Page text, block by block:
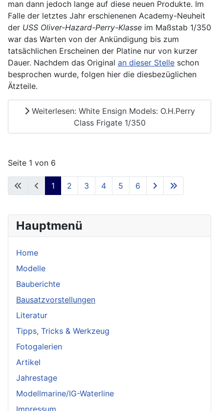
Hauptmenü
Home
Modelle
Bauberichte
Bausatzvorstellungen
Literatur
Tipps, Tricks & Werkzeug
Fotogalerien
Artikel
Jahrestage
Modellmarine/IG-Waterline
man dann jedoch lange auf diese neuen Produkte. Im
Falle der letztes Jahr erschienenen Academy-Neuheit
der USS Oliver-Hazard-Perry-Klasse im Maßstab 1/350
war das Warten von der Ankündigung bis zum
tatsächlichen Erscheinen der Platine nur von kurzer
Dauer. Nachdem das Original an dieser Stelle schon
besprochen wurde, folgen hier die diesbezüglichen
Ätzteile.
Weiterlesen: White Ensign Models: O.H.Perry
Class Frigate 1/350
Seite 1 von 6
1 2 3 4 5 6